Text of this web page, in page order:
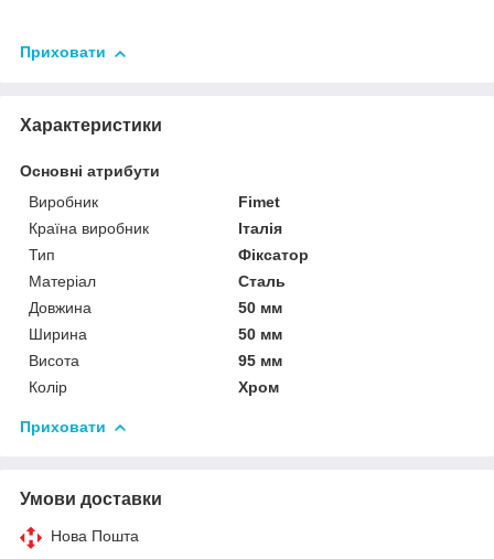
Приховати
Характеристики
Основні атрибути
Виробник
Fimet
Країна виробник
Італія
Тип
Фіксатор
Матеріал
Сталь
Довжина
50 мм
Ширина
50 мм
Висота
95 мм
Колір
Хром
Приховати
Умови доставки
Нова Пошта